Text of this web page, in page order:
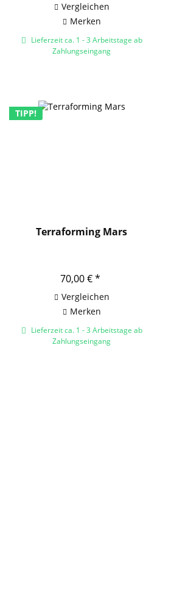
Vergleichen
Merken
Lieferzeit ca. 1 - 3 Arbeitstage ab
Zahlungseingang
TIPP!
Terraforming Mars
70,00 € *
Vergleichen
Merken
Lieferzeit ca. 1 - 3 Arbeitstage ab
Zahlungseingang